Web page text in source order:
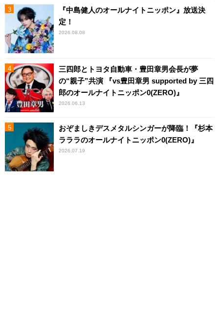
『中島健人のオールナイトニッポン』放送決
定！
2026.08.08
三四郎とトヨタ自動車・豊田章男会長が夢
の“親子”共演 『vs豊田章男 supported by 三四
郎のオールナイトニッポン0(ZERO)』
2026.06.13
おぞましきデスメタルシンガーが降臨！『杉本
ラララのオールナイトニッポン0(ZERO)』
2026.07.19